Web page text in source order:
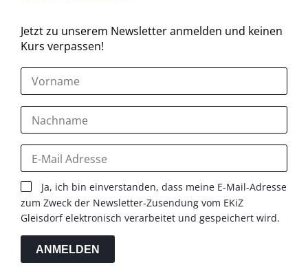
Jetzt zu unserem Newsletter anmelden und keinen
Kurs verpassen!
Ja, ich bin einverstanden, dass meine E-Mail-Adresse
zum Zweck der Newsletter-Zusendung vom EKiZ
Gleisdorf elektronisch verarbeitet und gespeichert wird.
ANMELDEN